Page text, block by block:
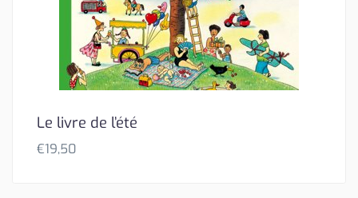
Le livre de l’été
€19,50